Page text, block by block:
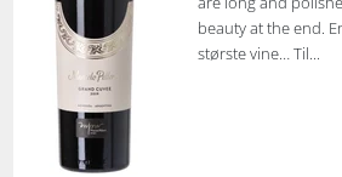
beauty at the end.
største vine… Til...